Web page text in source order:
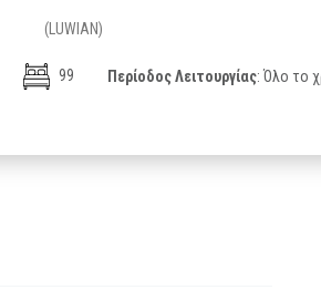
(LUWIAN)
99 Περίοδος Λειτουργίας: Όλο το